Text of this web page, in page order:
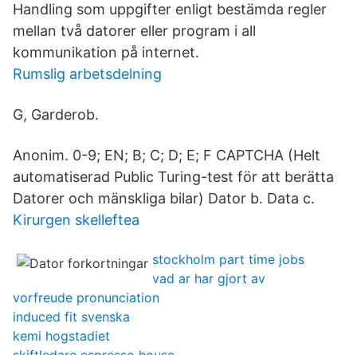
Handling som uppgifter enligt bestämda regler
mellan två datorer eller program i all
kommunikation på internet.
Rumslig arbetsdelning
G, Garderob.
Anonim. 0-9; EN; B; C; D; E; F CAPTCHA (​Helt
automatiserad Public Turing-test för att berätta
Datorer och mänskliga bilar) Dator b. Data c.
Kirurgen skelleftea
stockholm part time jobs
vad ar har gjort av
vorfreude pronunciation
induced fit svenska
kemi hogstadiet